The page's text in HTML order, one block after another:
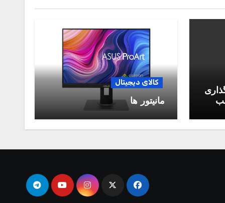
کالای دیجیتال
مانیتور ها